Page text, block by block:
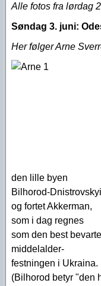
Alle fotos fra lørdag
Søndag 3. juni:
Her følger Arne
den lille byen
Bilhorod-Dnistrovskyi
og fortet Akkerman,
som i dag regnes
som den best bevarte
middelalder-
festningen i Ukraina.
(Bilhorod betyr "den